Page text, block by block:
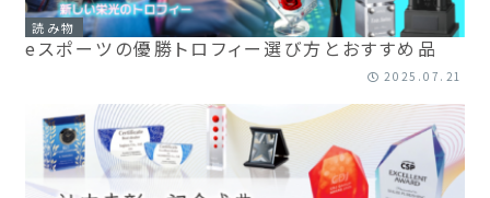
読み物
eスポーツの優勝トロフィー選び方とおすすめ品
2025.07.21